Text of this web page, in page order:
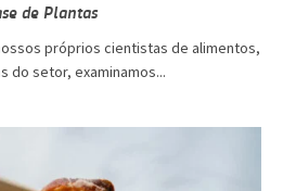
de Plantas
próprios cientistas de alimentos,
do setor, examinamos...